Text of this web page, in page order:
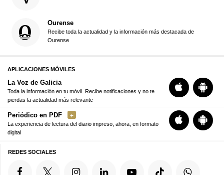
Ourense
Recibe toda la actualidad y la información más destacada de
Ourense
APLICACIONES MÓVILES
La Voz de Galicia
Toda la información en tu móvil. Recibe notificaciones y no te
pierdas la actualidad más relevante
Periódico en PDF
La experiencia de lectura del diario impreso, ahora, en formato
digital
REDES SOCIALES